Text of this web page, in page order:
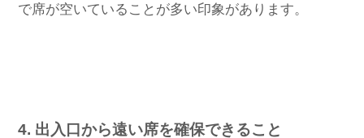
で席が空いていることが多い印象があります。
4. 出入口から遠い席を確保できること